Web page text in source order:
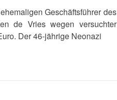
Geschäftsführer des
de Vries wegen versuchter
Der 46-jährige Neonazi